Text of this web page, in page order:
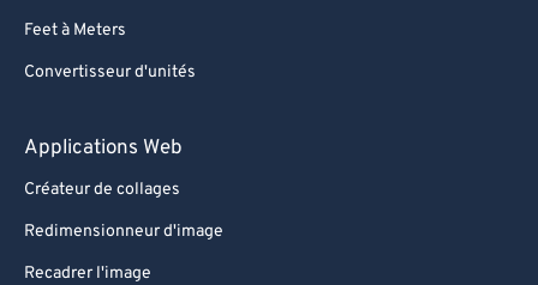
Feet à Meters
Convertisseur d'unités
Applications Web
Créateur de collages
Redimensionneur d'image
Recadrer l'image